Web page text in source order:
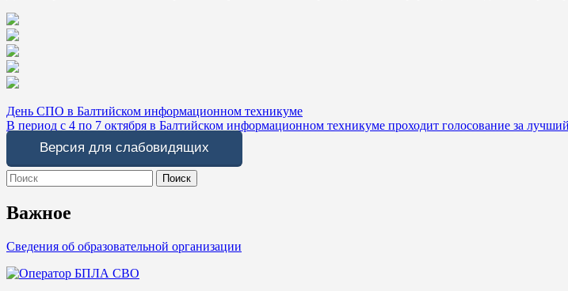
Навигация
по
записям
День СПО в Балтийском информационном техникуме
В период с 4 по 7 октября в Балтийском информационном техникуме проходит голосование за
Версия для слабовидящих
Search
for:
Важное
Сведения об образовательной организации